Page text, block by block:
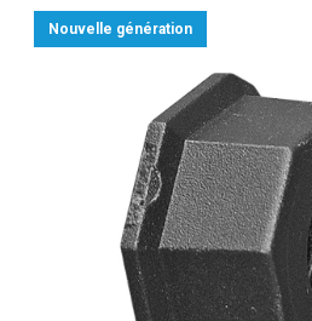
Nouvelle génération